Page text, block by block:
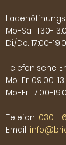
Mo.-Sa. 11:30-
Di./Do. 17:00-
Telefonische
Mo.-Fr. 09:00-
Mo.-Fr. 17:00-
Telefon: 030 -
Email: